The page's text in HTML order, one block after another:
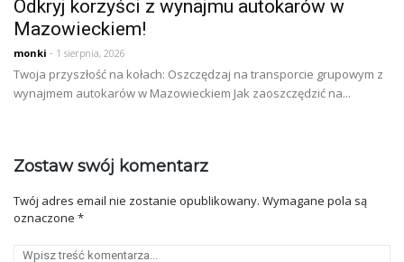
Odkryj korzyści z wynajmu autokarów w
Mazowieckiem!
monki - 1 sierpnia, 2026
Twoja przyszłość na kołach: Oszczędzaj na transporcie grupowym z
wynajmem autokarów w Mazowieckiem Jak zaoszczędzić na...
Zostaw swój komentarz
Twój adres email nie zostanie opublikowany. Wymagane pola są
oznaczone *